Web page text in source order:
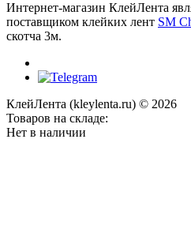
Интернет-магазин КлейЛента
поставщиком клейких лент SM
скотча 3м.
КлейЛента (kleylenta.ru) © 2026
Товаров на складе:
Нет в наличии